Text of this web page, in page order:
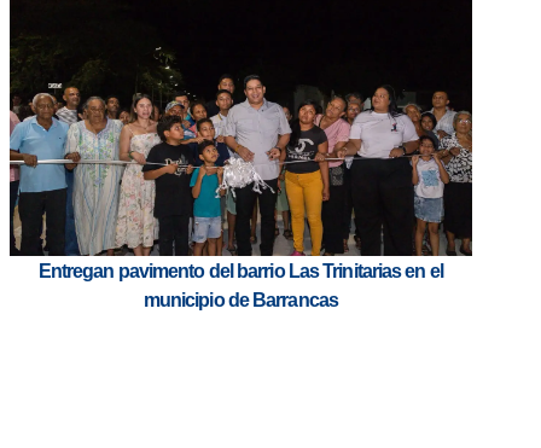
Entregan pavimento del barrio Las Trinitarias en el
municipio de Barrancas